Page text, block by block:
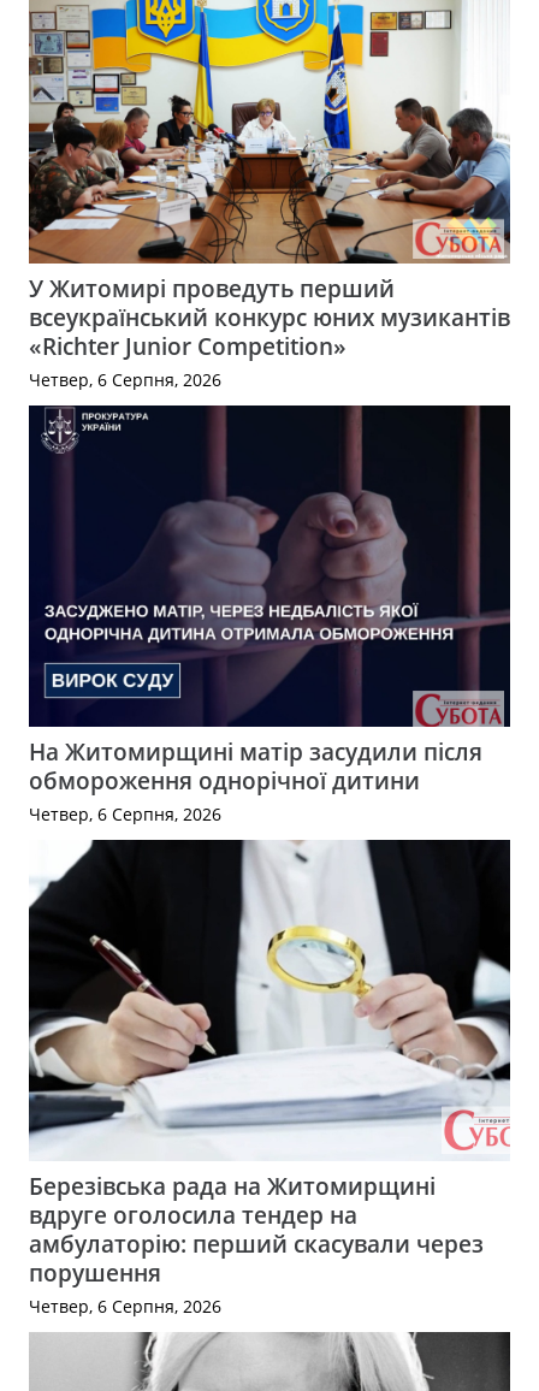
У Житомирі проведуть перший
всеукраїнський конкурс юних музикантів
«Richter Junior Competition»
Четвер, 6 Серпня, 2026
На Житомирщині матір засудили після
обмороження однорічної дитини
Четвер, 6 Серпня, 2026
Березівська рада на Житомирщині
вдруге оголосила тендер на
амбулаторію: перший скасували через
порушення
Четвер, 6 Серпня, 2026